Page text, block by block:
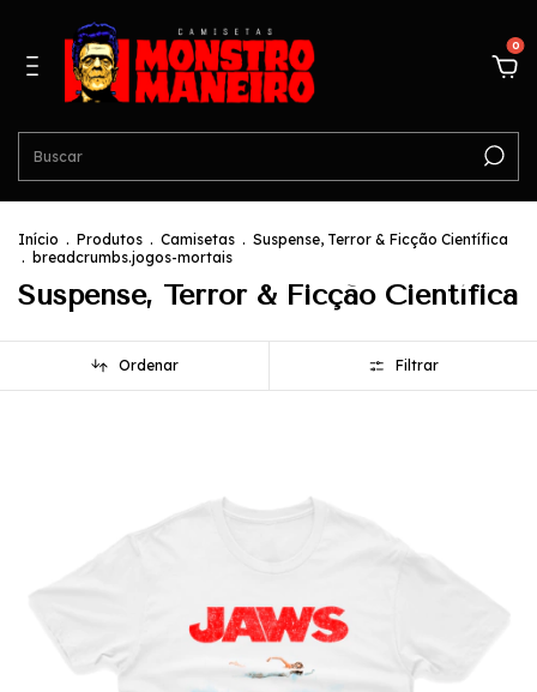
0
Início . Produtos . Camisetas . Suspense, Terror & Ficção Científica
. breadcrumbs.jogos-mortais
Suspense, Terror & Ficção Científica
Ordenar Filtrar